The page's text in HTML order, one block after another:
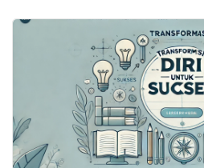
tetapi juga meningkatkan
pemilihan pakaian yang tepat,
cuaca panas tanpa merasa […]